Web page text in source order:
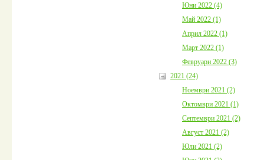
Юни 2022 (4)
Май 2022 (1)
Април 2022 (1)
Март 2022 (1)
Февруари 2022 (3)
2021 (24)
Ноември 2021 (2)
Октомври 2021 (1)
Септември 2021 (2)
Август 2021 (2)
Юли 2021 (2)